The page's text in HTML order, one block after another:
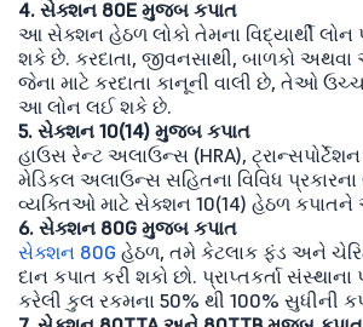
4. સેક્શન 80E મુજબ કપાત
આ સેક્શન હેઠળ લોકો તેમના વિદ્યાર્થી લોન
શકે છે. કરદાતા, જીવનસાથી, બાળકો અથવા
જેના માટે કરદાતા કાનૂની વાલી છે, તેઓ
આ લોન લઈ શકે છે.
5. સેક્શન 10(14) મુજબ કપાત
હાઉસ રેન્ટ અલાઉન્સ (HRA),
મેડિકલ અલાઉન્સ સહિતના વિવિધ પ્રકારના
વ્યક્તિઓ માટે સેક્શન 10(14) હેઠળ
6. સેક્શન 80G મુજબ કપાત
સેક્શન 80G હેઠળ, તમે કેટલાક ફંડ અને
દાન કપાત કરી શકો છો. પ્રાપ્તકર્તા
કરેલી કુલ રકમના 50% થી 100% સુધીની